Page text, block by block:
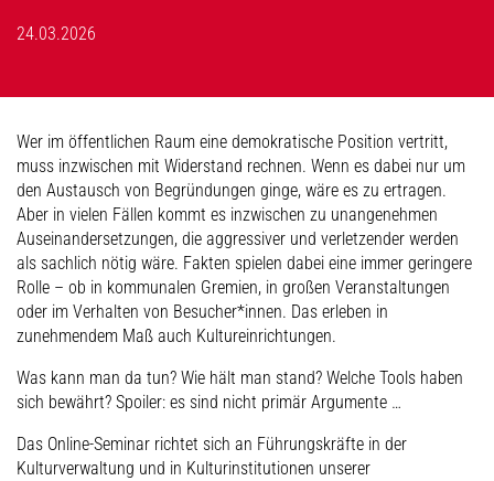
24.03.2026
Wer im öffentlichen Raum eine demokratische Position vertritt,
muss inzwischen mit Widerstand rechnen. Wenn es dabei nur um
den Austausch von Begründungen ginge, wäre es zu ertragen.
Aber in vielen Fällen kommt es inzwischen zu unangenehmen
Auseinandersetzungen, die aggressiver und verletzender werden
als sachlich nötig wäre. Fakten spielen dabei eine immer geringere
Rolle – ob in kommunalen Gremien, in großen Veranstaltungen
oder im Verhalten von Besucher*innen. Das erleben in
zunehmendem Maß auch Kultureinrichtungen.
Was kann man da tun? Wie hält man stand? Welche Tools haben
sich bewährt? Spoiler: es sind nicht primär Argumente …
Das Online-Seminar richtet sich an Führungskräfte in der
Kulturverwaltung und in Kulturinstitutionen unserer